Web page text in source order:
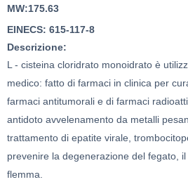
MW:175.63
EINECS: 615-117-8
Descrizione:
L - cisteina cloridrato monoidrato è
medico: fatto di farmaci in clinica per
farmaci antitumorali e di farmaci
antidoto avvelenamento da metalli
trattamento di epatite virale,
prevenire la degenerazione del fegato,
flemma.